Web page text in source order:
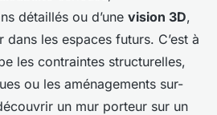
détaillés ou d’une vision 3D,
les espaces futurs. C’est à
les contraintes structurelles,
ou les aménagements sur-
un mur porteur sur un